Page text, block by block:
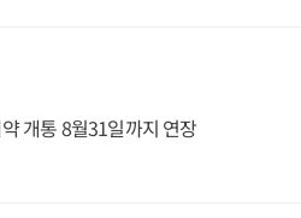
개통 8월31일까지 연장